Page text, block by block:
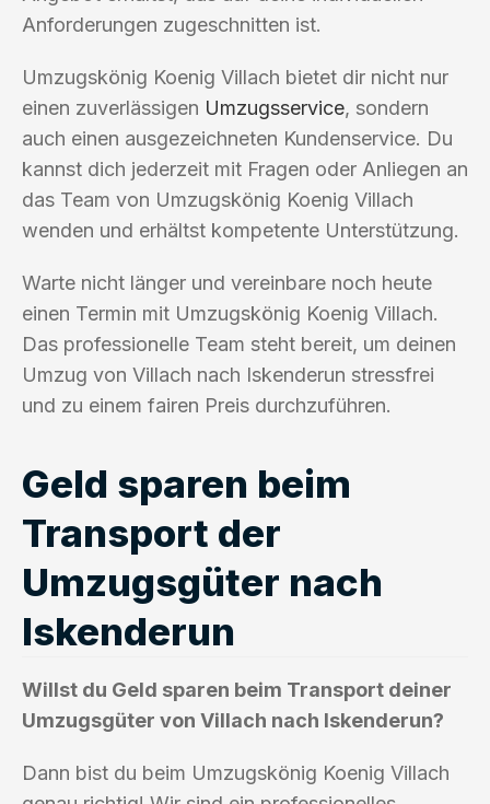
Anforderungen zugeschnitten ist.
Umzugskönig Koenig Villach bietet dir nicht nur
einen zuverlässigen Umzugsservice, sondern
auch einen ausgezeichneten Kundenservice. Du
kannst dich jederzeit mit Fragen oder Anliegen an
das Team von Umzugskönig Koenig Villach
wenden und erhältst kompetente Unterstützung.
Warte nicht länger und vereinbare noch heute
einen Termin mit Umzugskönig Koenig Villach.
Das professionelle Team steht bereit, um deinen
Umzug von Villach nach Iskenderun stressfrei
und zu einem fairen Preis durchzuführen.
Geld sparen beim
Transport der
Umzugsgüter nach
Iskenderun
Willst du Geld sparen beim Transport deiner
Umzugsgüter von Villach nach Iskenderun?
Dann bist du beim Umzugskönig Koenig Villach